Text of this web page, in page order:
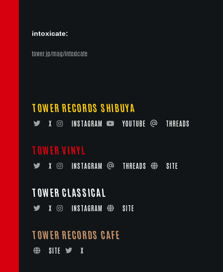
intoxicate:
tower.jp/mag/intoxicate
TOWER RECORDS SHIBUYA
X INSTAGRAM YOUTUBE THREADS
TOWER VINYL
X INSTAGRAM THREADS SITE
TOWER CLASSICAL
X INSTAGRAM SITE
TOWER RECORDS CAFE
SITE X